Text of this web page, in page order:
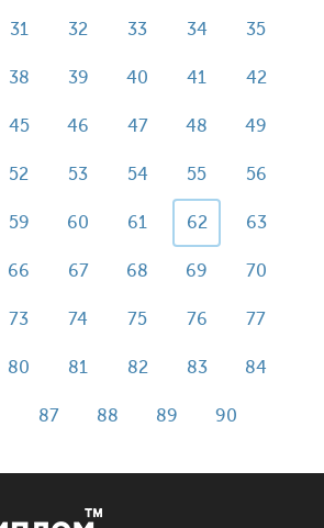
31 32 33 34 35
38 39 40 41 42
45 46 47 48 49
52 53 54 55 56
59 60 61 62 63
66 67 68 69 70
73 74 75 76 77
80 81 82 83 84
87 88 89 90